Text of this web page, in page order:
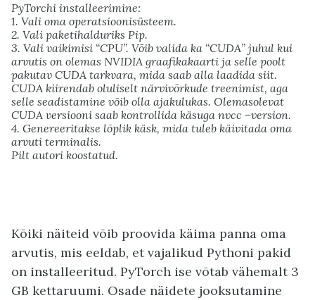
PyTorchi installeerimine:
1. Vali oma operatsioonisüsteem.
2. Vali paketihalduriks Pip.
3. Vali vaikimisi “CPU”. Võib valida ka “CUDA” juhul kui
arvutis on olemas NVIDIA graafikakaarti ja selle poolt
pakutav CUDA tarkvara, mida saab alla laadida siit.
CUDA kiirendab oluliselt närvivõrkude treenimist, aga
selle seadistamine võib olla ajakulukas. Olemasolevat
CUDA versiooni saab kontrollida käsuga nvcc –version.
4. Genereeritakse lõplik käsk, mida tuleb käivitada oma
arvuti terminalis.
Pilt autori koostatud.
Kõiki näiteid võib proovida käima panna oma
arvutis, mis eeldab, et vajalikud Pythoni pakid
on installeeritud. PyTorch ise võtab vähemalt 3
GB kettaruumi. Osade näidete jooksutamine